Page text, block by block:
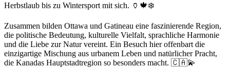
Herbstlaub bis zu Wintersport mit sich. 🏺🍁❄️
Zusammen bilden Ottawa und Gatineau eine faszinierende Region,
die politische Bedeutung, kulturelle Vielfalt, sprachliche Harmonie
und die Liebe zur Natur vereint. Ein Besuch hier offenbart die
einzigartige Mischung aus urbanem Leben und natürlicher Pracht,
die Kanadas Hauptstadtregion so besonders macht. 🇨🇦💫